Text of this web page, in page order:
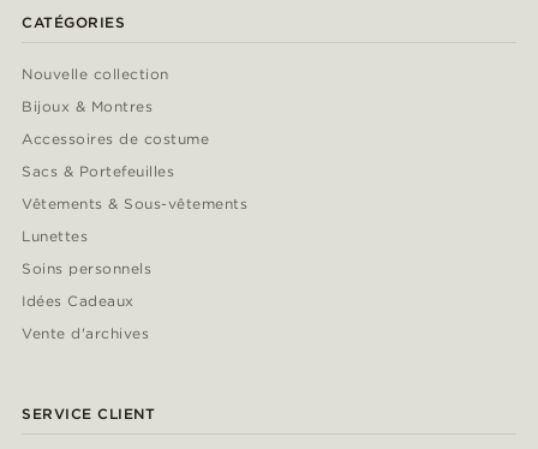
CATÉGORIES
Nouvelle collection
Bijoux & Montres
Accessoires de costume
Sacs & Portefeuilles
Vêtements & Sous-vêtements
Lunettes
Soins personnels
Idées Cadeaux
Vente d'archives
SERVICE CLIENT